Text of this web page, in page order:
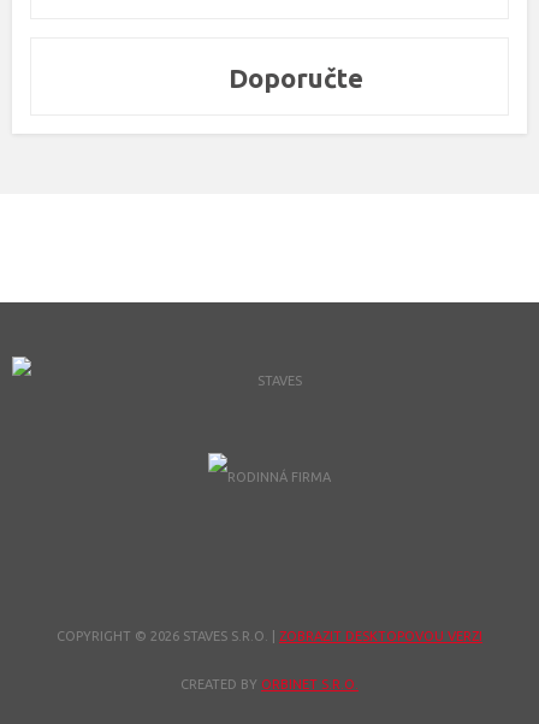
Doporučte
COPYRIGHT © 2026 STAVES S.R.O. ZOBRAZIT DESKTOPOVOU VERZI
CREATED BY ORBINET S.R.O.